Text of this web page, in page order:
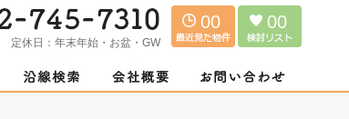
定休日： 年末年始・お盆・GW
00 00